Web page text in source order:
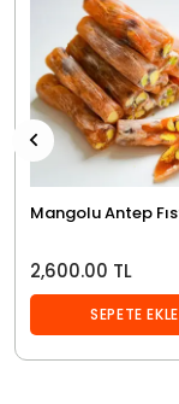
2,600.00 TL
SEPETE EKLE